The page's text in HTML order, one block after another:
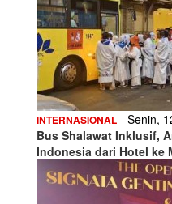
INTERNASIONAL - Senin,
Bus Shalawat Inklusif,
Indonesia dari Hotel ke